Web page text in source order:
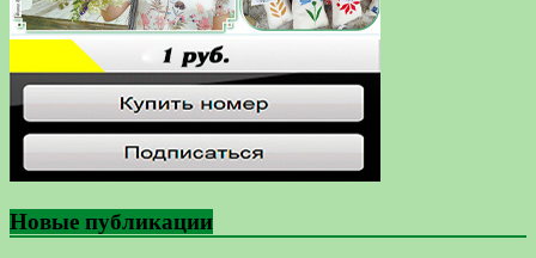
Новые публикации